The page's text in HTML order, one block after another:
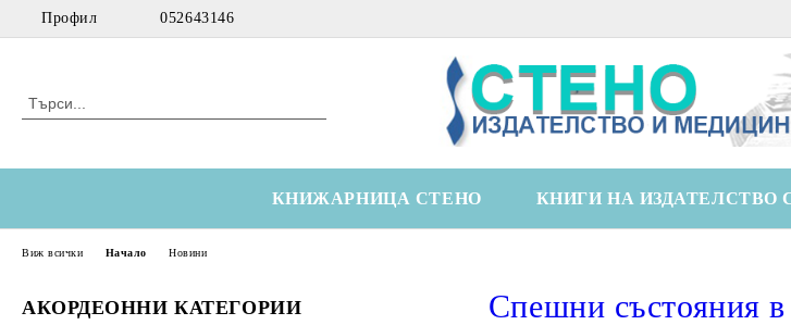
Профил 052643146
КНИЖАРНИЦА СТЕНО КНИГИ НА ИЗДАТЕЛСТВО
АКОРДЕОННИ КАТЕГОРИИ
Виж всички Начало Новини
Спешни състояния